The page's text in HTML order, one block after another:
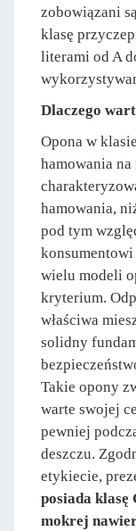
zobowiązani
klasę
literami od A
Dlaczego
Opona w
hamowania
hamowania,
pod tym
wielu modeli
kryterium.
właściwa
solidny
Takie opony
warte swojej
pewniej
deszczu.
etykiecie,
posiada klasę
mokrej